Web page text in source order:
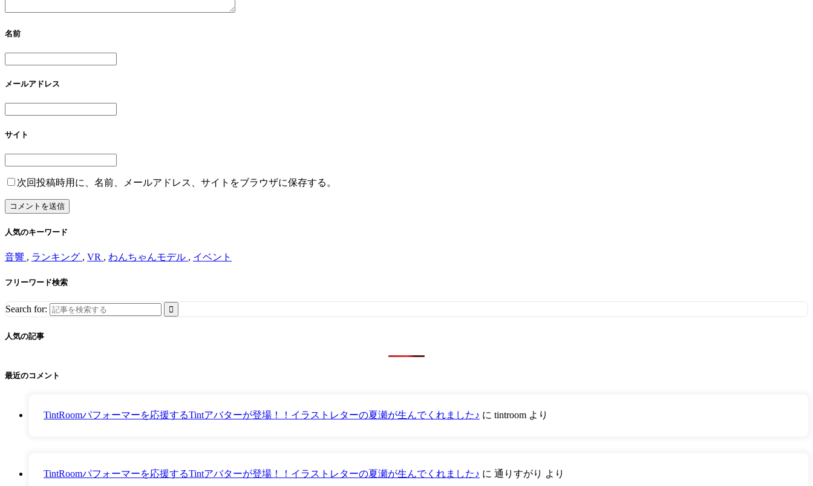
名前
メールアドレス
サイト
次回投稿時用に、名前、メールアドレス、サイトをブラウザに保存する。
人気のキーワード
音響 , ランキング , VR , わんちゃんモデル , イベント
フリーワード検索
Search for:
人気の記事
最近のコメント
TintRoomパフォーマーを応援するTintアバターが登場！！イラストレターの夏瀬が生んでくれました♪ に tintroom より
TintRoomパフォーマーを応援するTintアバターが登場！！イラストレターの夏瀬が生んでくれました♪ に 通りすがり より